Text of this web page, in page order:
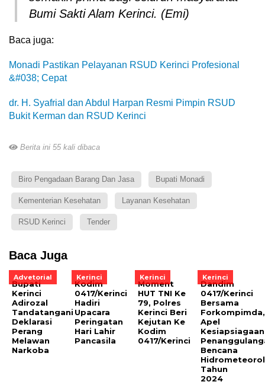
Bumi Sakti Alam Kerinci. (Emi)
Baca juga:
Monadi Pastikan Pelayanan RSUD Kerinci Profesional
&#038; Cepat
dr. H. Syafrial dan Abdul Harpan Resmi Pimpin RSUD
Bukit Kerman dan RSUD Kerinci
Berita ini 55 kali dibaca
Biro Pengadaan Barang Dan Jasa Bupati Monadi
Kementerian Kesehatan Layanan Kesehatan
RSUD Kerinci Tender
Baca Juga
Advetorial
Bupati
Kerinci
Adirozal
Tandatangani
Deklarasi
Perang
Melawan
Narkoba
Kerinci
Kodim
0417/Kerinci
Hadiri
Upacara
Peringatan
Hari Lahir
Pancasila
Kerinci
Moment
HUT TNI Ke
79, Polres
Kerinci Beri
Kejutan Ke
Kodim
0417/Kerinci
Kerinci
Dandim
0417/Kerinci
Bersama
Apel
Kesiapsiagaan
Bencana
Tahun
2024